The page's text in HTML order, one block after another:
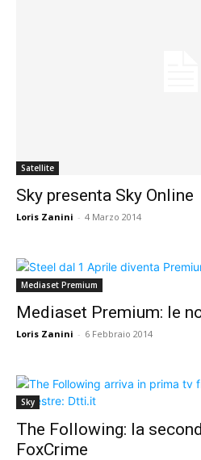
Satellite
Sky presenta Sky Online
Loris Zanini - 4 Marzo 2014
Mediaset Premium
Mediaset Premium: le
Loris Zanini - 6 Febbraio 2014
Sky
The Following: la
FoxCrime